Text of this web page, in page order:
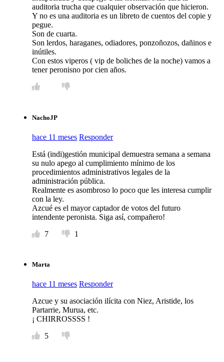
auditoria trucha que cualquier observación que hicieron.
Y no es una auditoria es un libreto de cuentos del copie y
pegue.
Son de cuarta.
Son lerdos, haraganes, odiadores, ponzoñozos, dañinos e
inútiles.
Con estos viperos ( vip de boliches de la noche) vamos a
tener peronisno por cien años.
NachoJP
hace 11 meses Responder
Está (indi)gestión municipal demuestra semana a semana
su nulo apego al cumplimiento mínimo de los
procedimientos administrativos legales de la
administración pública.
Realmente es asombroso lo poco que les interesa cumplir
con la ley.
Azcué es el mayor captador de votos del futuro
intendente peronista. Siga así, compañero!
7
1
Marta
hace 11 meses Responder
Azcue y su asociación ilícita con Niez, Aristide, los
Partarrie, Murua, etc.
¡ CHIRROSSSS !
5